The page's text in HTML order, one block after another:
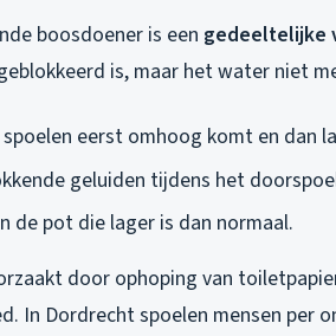
boosdoener is een gedeeltelijke
is, maar het water niet
eerst omhoog komt en dan
geluiden tijdens het
de pot die lager is dan normaal.
door ophoping van
In Dordrecht spoelen mensen per